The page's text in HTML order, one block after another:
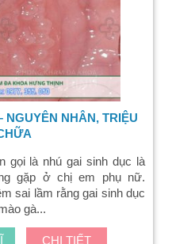
NGUYÊN NHÂN, TRIỆU
gọi là nhú gai sinh dục là
gặp ở chị em phụ nữ.
sai lầm rằng gai sinh dục
gà...
CHI TIẾT